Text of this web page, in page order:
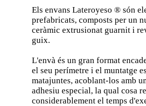
Els envans Lateroyeso ® són
prefabricats, composts per un
ceràmic extrusionat guarnit i
guix.
L'envà és un gran format
el seu perímetre i el muntatge
matajuntes, acoblant-los amb
adhesiu especial, la qual cosa
considerablement el temps